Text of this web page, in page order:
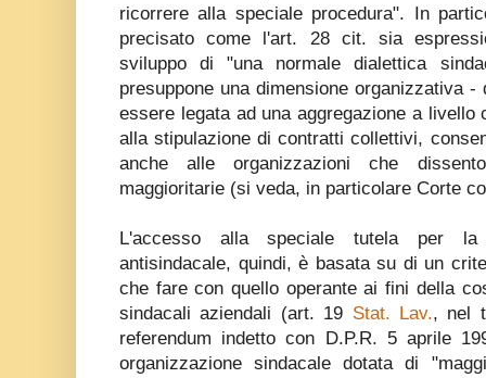
ricorrere alla speciale procedura". In
precisato come l'art. 28 cit. sia
sviluppo di "una normale dialettica
presuppone una dimensione organizzativa
essere legata ad una aggregazione a livello
alla stipulazione di contratti collettivi,
anche alle organizzazioni che
maggioritarie (si veda, in particolare Corte
L'accesso alla speciale tutela per la
antisindacale, quindi, è basata su di un
che fare con quello operante ai fini della
sindacali aziendali (art. 19 Stat. Lav., nel
referendum indetto con D.P.R. 5 aprile
organizzazione sindacale dotata di